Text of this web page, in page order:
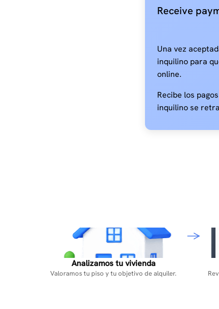
Receive
Una vez
inquilino para
online.
Recibe los
inquilino se
Analizamos tu vivienda
Valoramos tu piso y tu objetivo de alquiler.